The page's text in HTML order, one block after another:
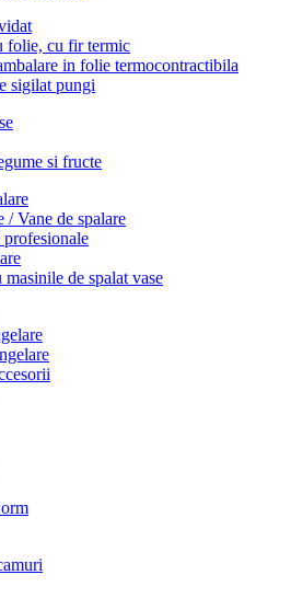
folie, cu fir termic
in folie termocontractibila
sigilat pungi
si fructe
/ Vane de spalare
profesionale
de spalat vase